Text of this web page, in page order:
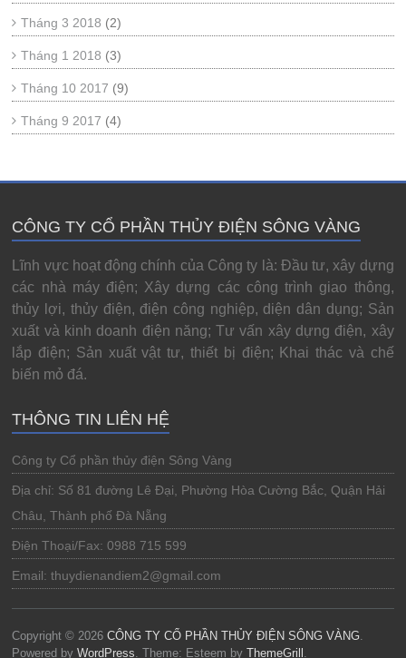
Tháng 3 2018 (2)
Tháng 1 2018 (3)
Tháng 10 2017 (9)
Tháng 9 2017 (4)
CÔNG TY CỔ PHẦN THỦY ĐIỆN SÔNG VÀNG
Lĩnh vực hoạt động chính của Công ty là: Đầu tư, xây dựng
các nhà máy điện; Xây dựng các công trình giao thông,
thủy lợi, thủy điện, điện công nghiệp, diện dân dụng; Sản
xuất và kinh doanh điện năng; Tư vấn xây dựng điện, xây
lắp điện; Sản xuất vật tư, thiết bị điện; Khai thác và chế
biến mỏ đá.
THÔNG TIN LIÊN HỆ
Công ty Cổ phần thủy điện Sông Vàng
Địa chỉ: Số 81 đường Lê Đại, Phường Hòa Cường Bắc, Quận Hải
Châu, Thành phố Đà Nẵng
Điện Thoại/Fax: 0988 715 599
Email: thuydienandiem2@gmail.com
Copyright © 2026CÔNG TY CỔ PHẦN THỦY ĐIỆN SÔNG VÀNG.
Powered byWordPress. Theme: Esteem byThemeGrill .